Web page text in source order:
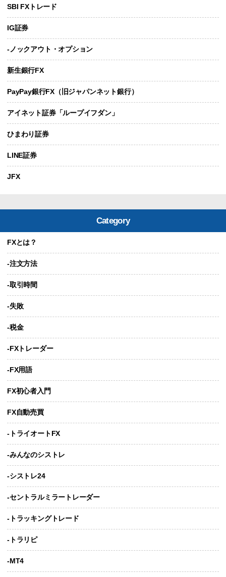
SBI FXトレード
IG証券
-ノックアウト・オプション
新生銀行FX
PayPay銀行FX（旧ジャパンネット銀行）
アイネット証券「ループイフダン」
ひまわり証券
LINE証券
JFX
Category
FXとは？
-注文方法
-取引時間
-失敗
-税金
-FXトレーダー
-FX用語
FX初心者入門
FX自動売買
-トライオートFX
-みんなのシストレ
-シストレ24
-セントラルミラートレーダー
-トラッキングトレード
-トラリピ
-MT4